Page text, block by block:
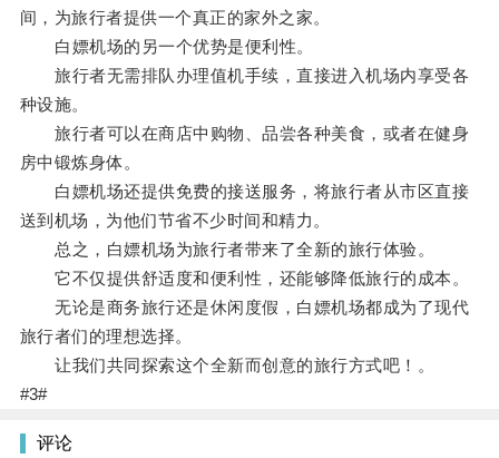
间，为旅行者提供一个真正的家外之家。
白嫖机场的另一个优势是便利性。
旅行者无需排队办理值机手续，直接进入机场内享受各
种设施。
旅行者可以在商店中购物、品尝各种美食，或者在健身
房中锻炼身体。
白嫖机场还提供免费的接送服务，将旅行者从市区直接
送到机场，为他们节省不少时间和精力。
总之，白嫖机场为旅行者带来了全新的旅行体验。
它不仅提供舒适度和便利性，还能够降低旅行的成本。
无论是商务旅行还是休闲度假，白嫖机场都成为了现代
旅行者们的理想选择。
让我们共同探索这个全新而创意的旅行方式吧！。
#3#
评论